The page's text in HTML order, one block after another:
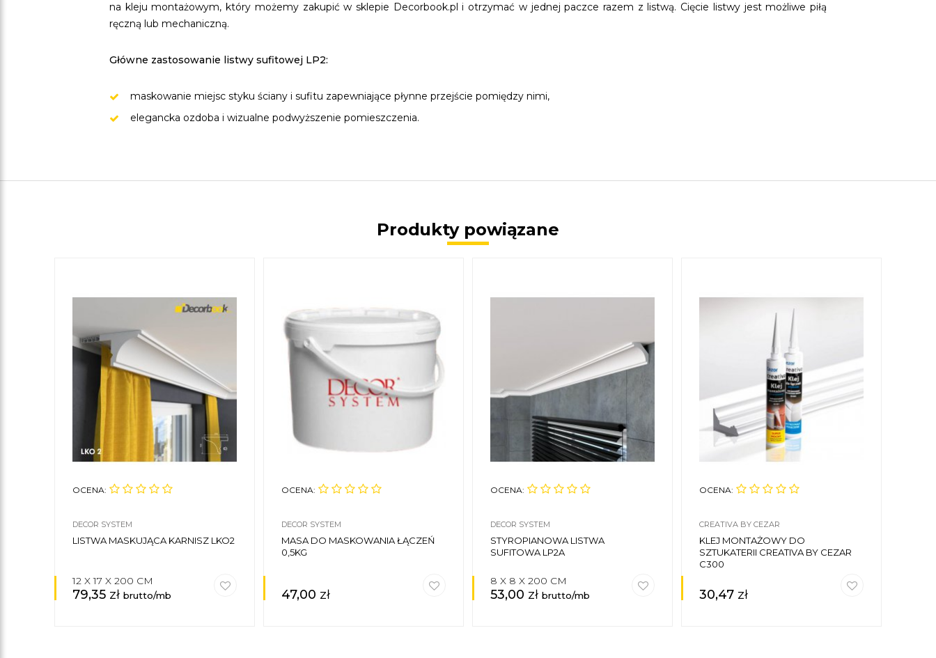
na kleju montażowym, który możemy zakupić w sklepie Decorbook.pl i otrzymać w jednej paczce razem z listwą. Cięcie listwy jest możliwe piłą
ręczną lub mechaniczną.
Główne zastosowanie listwy sufitowej LP2:
maskowanie miejsc styku ściany i sufitu zapewniające płynne przejście pomiędzy nimi,
elegancka ozdoba i wizualne podwyższenie pomieszczenia.
Produkty powiązane
OCENA:
DECOR SYSTEM
LISTWA MASKUJĄCA KARNISZ LKO2
12 X 17 X 200 CM
79,35 zł brutto/mb
OCENA:
DECOR SYSTEM
MASA DO MASKOWANIA ŁĄCZEŃ
0,5KG
47,00 zł
OCENA:
DECOR SYSTEM
STYROPIANOWA LISTWA
SUFITOWA LP2A
8 X 8 X 200 CM
53,00 zł brutto/mb
OCENA:
CREATIVA BY CEZAR
KLEJ MONTAŻOWY DO
SZTUKATERII CREATIVA BY CEZAR
C300
30,47 zł